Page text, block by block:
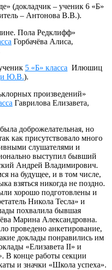
(докладчик – ученик 6 «Б»
– Антонова В.В.).
Пола Редклифф»
Горбачёва Алиса,
5 «Б» класса Илюшиц
Ю.В.).
произведений»
Гаврилова Елизавета,
доброжелательная, но
как присутствовало много
слушателями и
выступил бывший
Андрей Владимирович.
на будущее, и в том числе,
взяться никогда не поздно.
хорошо подготовлены и
Никола Тесла» и
похвалила бывшая
Марина Александровна.
проведено анкетирование,
доклады понравились им
«Елизавета II» и
В конце работы секции
и значки «Школа успеха».